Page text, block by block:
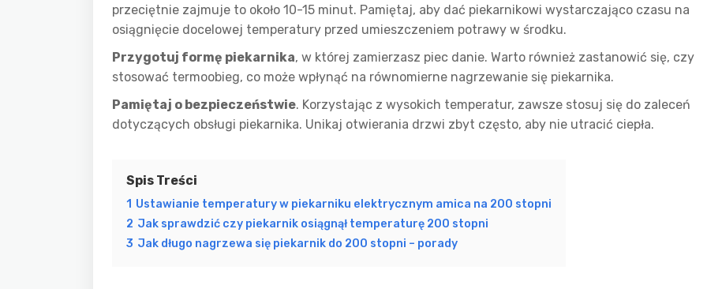
przeciętnie zajmuje to około 10-15 minut. Pamiętaj, aby dać piekarnikowi wystarczająco czasu na
osiągnięcie docelowej temperatury przed umieszczeniem potrawy w środku.
Przygotuj formę piekarnika, w której zamierzasz piec danie. Warto również zastanowić się, czy
stosować termoobieg, co może wpłynąć na równomierne nagrzewanie się piekarnika.
Pamiętaj o bezpieczeństwie. Korzystając z wysokich temperatur, zawsze stosuj się do zaleceń
dotyczących obsługi piekarnika. Unikaj otwierania drzwi zbyt często, aby nie utracić ciepła.
Spis Treści
1 Ustawianie temperatury w piekarniku elektrycznym amica na 200 stopni
2 Jak sprawdzić czy piekarnik osiągnął temperaturę 200 stopni
3 Jak długo nagrzewa się piekarnik do 200 stopni – porady